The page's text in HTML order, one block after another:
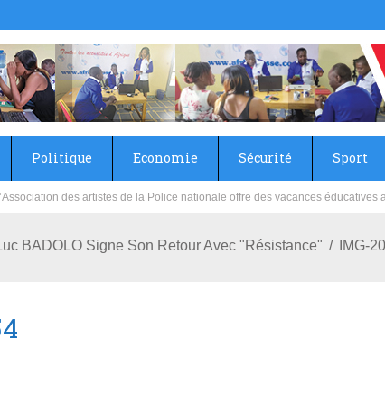
Politique Economie Sécurité Sport
les écoles primaire et collège du Camp Général Aboubacar Sangoulé
BADOLO Signe Son Retour Avec "Résistance" IMG-